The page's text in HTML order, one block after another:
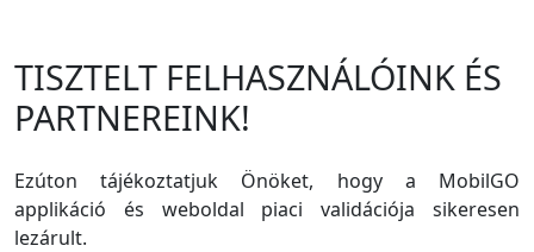
TISZTELT FELHASZNÁLÓINK ÉS
PARTNEREINK!
Ezúton tájékoztatjuk Önöket, hogy a MobilGO
applikáció és weboldal piaci validációja sikeresen
lezárult.